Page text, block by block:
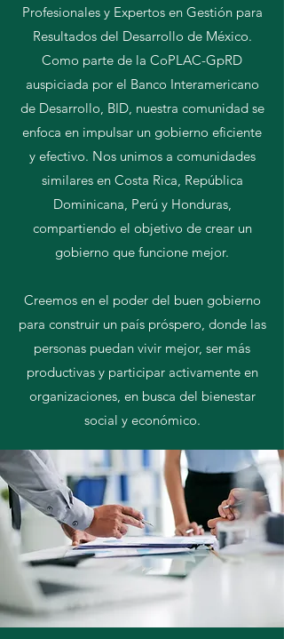
Profesionales y Expertos en Gestión para
Resultados del Desarrollo de México.
Como parte de la CoPLAC-GpRD
auspiciada por el Banco Interamericano
de Desarrollo, BID, nuestra comunidad se
enfoca en impulsar un gobierno eficiente
y efectivo. Nos unimos a comunidades
similares en Costa Rica, República
Dominicana, Perú y Honduras,
compartiendo el objetivo de crear un
gobierno que funcione mejor.
Creemos en el poder del buen gobierno
para construir un país próspero, donde las
personas puedan vivir mejor, ser más
productivas y participar activamente en
organizaciones, en busca del bienestar
social y económico.